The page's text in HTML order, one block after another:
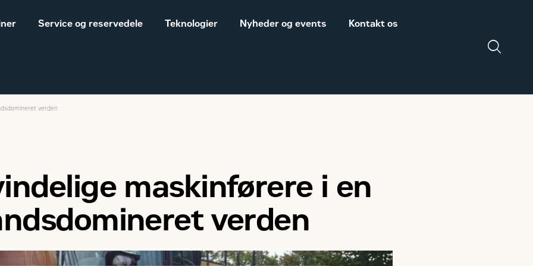
Service og reservedele Teknologier Nyheder og events Kontakt os
Vores historie
Sales and delivery
terms - Construction
DISCLAIMER
VEDRØRENDE TOLD
PÅ MASKINER OG
DELE FRA USA
verden
maskinførere i en
verden